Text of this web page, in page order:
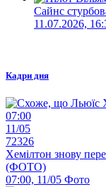
Сайнс
11.07.2026,
Кадри дня
07:00
11/05
72326
Хемілтон знову
(ФОТО)
07:00, 11/05 Фото